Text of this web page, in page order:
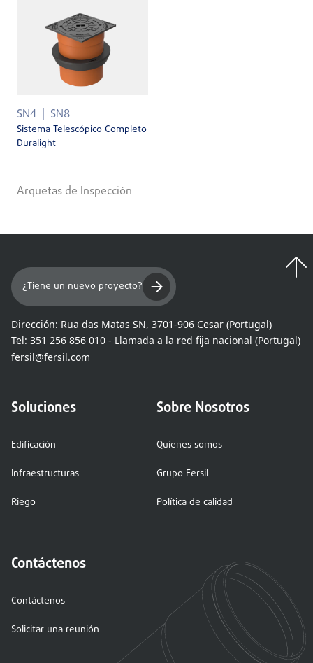
SN4 SN8
Sistema Telescópico Completo
Duralight
Arquetas de Inspección
¿Tiene un nuevo proyecto?
Dirección: Rua das Matas SN, 3701-906 Cesar (Portugal)
Tel: 351 256 856 010 - Llamada a la red fija nacional (Portugal)
fersil@fersil.com
Soluciones
Edificación
Infraestructuras
Riego
Sobre Nosotros
Quienes somos
Grupo Fersil
Política de calidad
Contáctenos
Contáctenos
Solicitar una reunión